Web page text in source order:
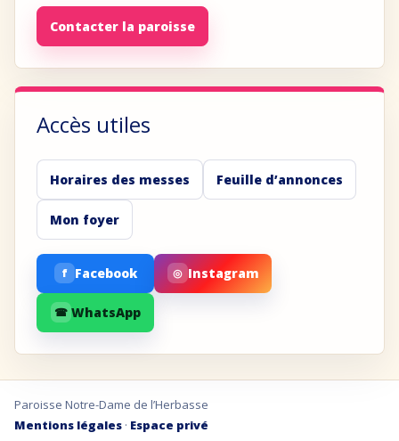
Contacter la paroisse
Accès utiles
Horaires des messes Feuille d’annonces
Mon foyer
f Facebook ◎ Instagram
☎ WhatsApp
Paroisse Notre-Dame de l’Herbasse
Mentions légales · Espace privé